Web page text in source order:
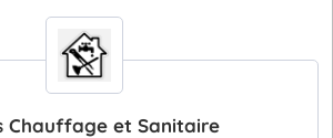
Chauffage et Sanitaire